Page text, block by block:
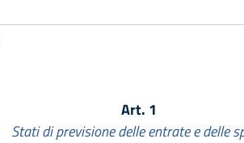
Art. 1
Stati di previsione delle entrate e delle